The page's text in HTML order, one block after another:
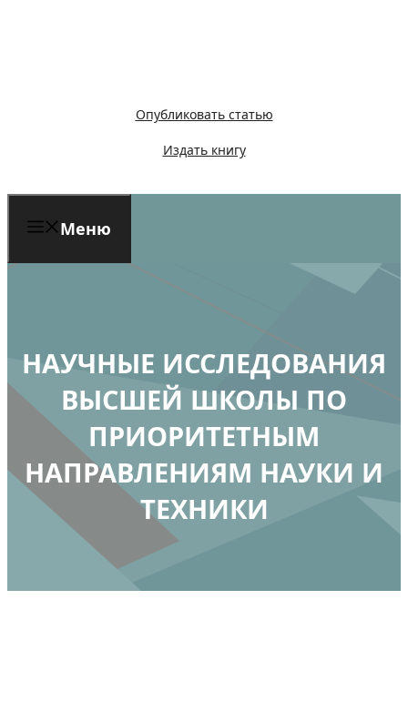
Опубликовать статью
Издать книгу
Меню
НАУЧНЫЕ ИССЛЕДОВАНИЯ
ВЫСШЕЙ ШКОЛЫ ПО
ПРИОРИТЕТНЫМ
НАПРАВЛЕНИЯМ НАУКИ И
ТЕХНИКИ